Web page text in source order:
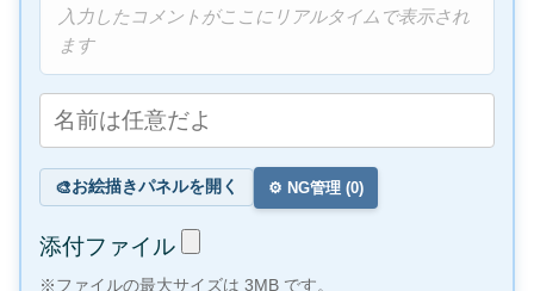
入力したコメントがここにリアルタイムで表示され
ます
🎨お絵描きパネルを開く ⚙️ NG管理 (0)
添付ファイル
※ファイルの最大サイズは 3MB です。